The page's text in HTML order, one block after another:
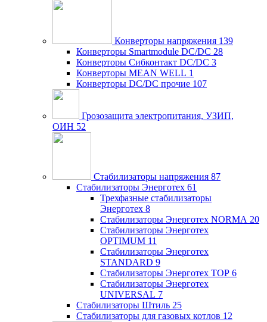
Конверторы напряжения 139
Конверторы Smartmodule DC/DC 28
Конверторы Сибконтакт DC/DC 3
Конверторы MEAN WELL 1
Конверторы DC/DC прочие 107
Грозозащита электропитания, УЗИП,
ОИН 52
Стабилизаторы напряжения 87
Стабилизаторы Энерготех 61
Трехфазные стабилизаторы
Энерготех 8
Стабилизаторы Энерготех NORMA 20
Стабилизаторы Энерготех
OPTIMUM 11
Стабилизаторы Энерготех
STANDARD 9
Стабилизаторы Энерготех TOP 6
Стабилизаторы Энерготех
UNIVERSAL 7
Стабилизаторы Штиль 25
Стабилизаторы для газовых котлов 12